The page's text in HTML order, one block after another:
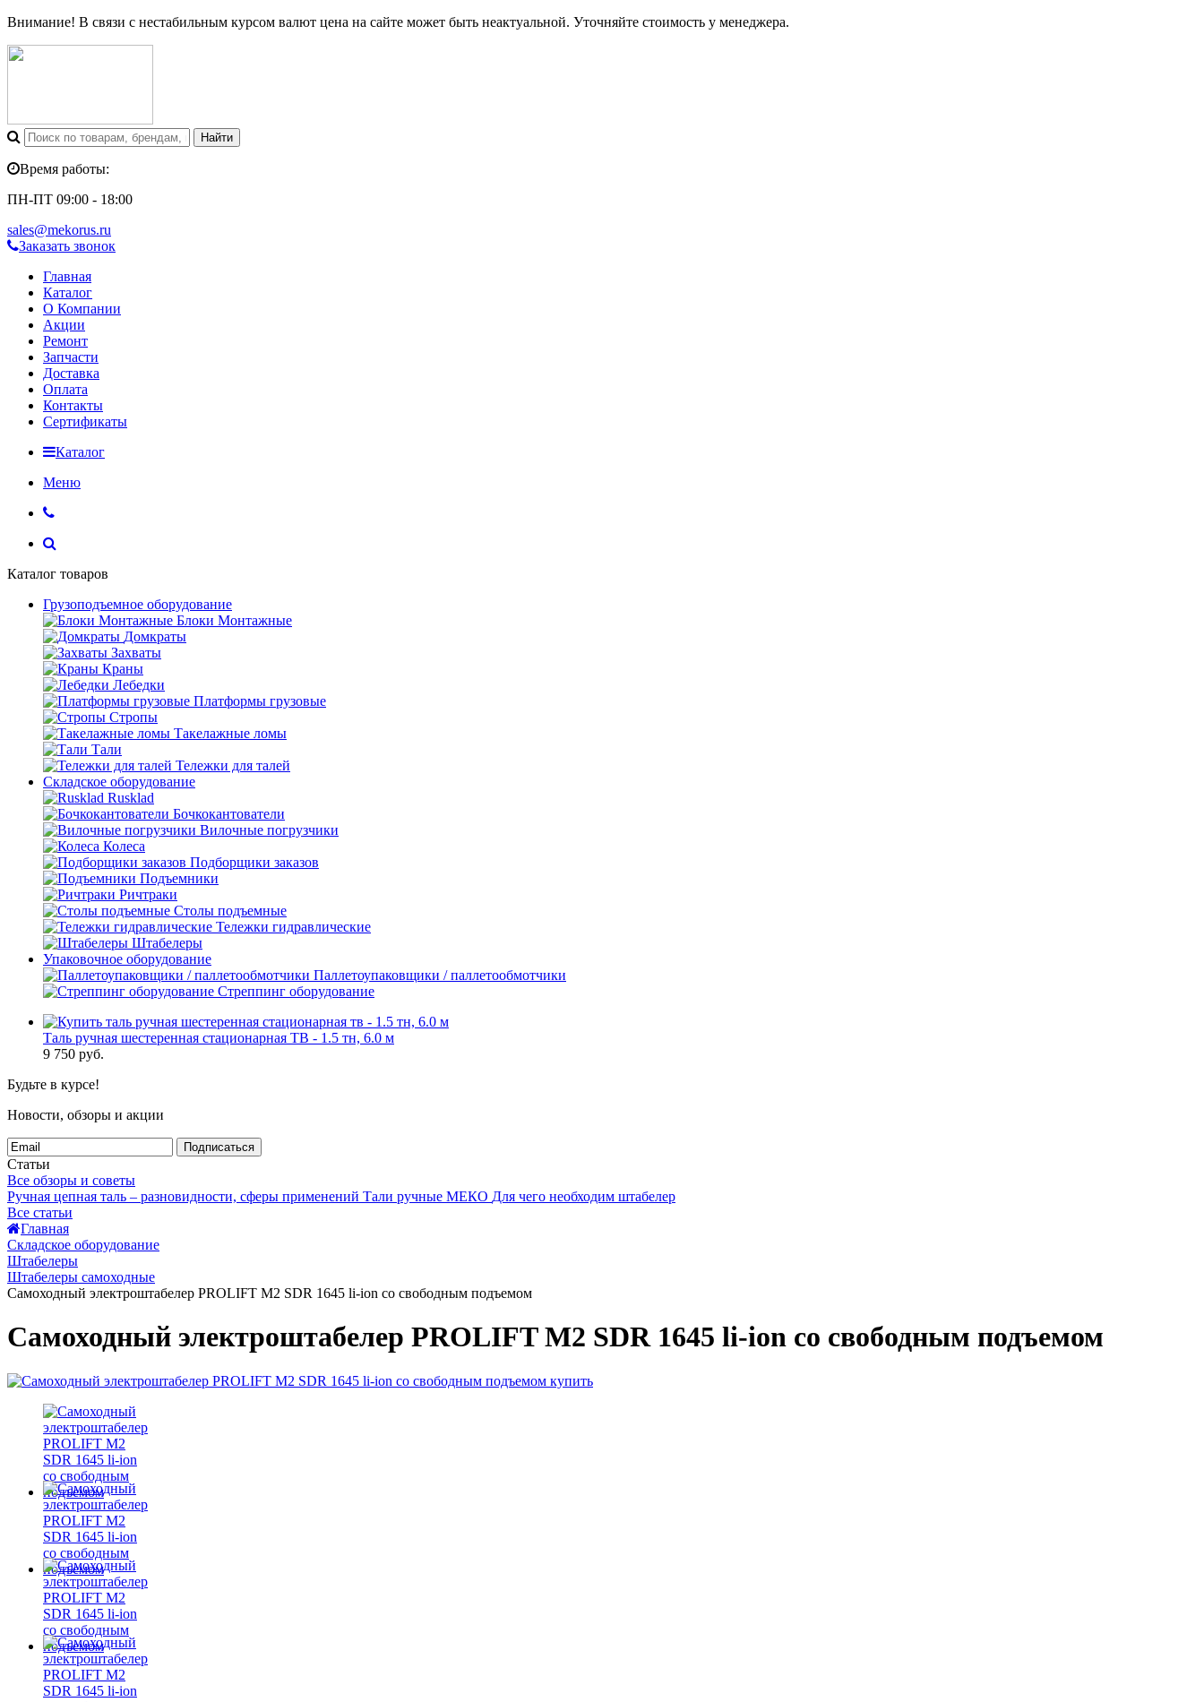
Внимание! В связи с нестабильным курсом валют цена на сайте может быть неактуальной. Уточняйте стоимость у менеджера.
Время работы:
ПН-ПТ 09:00 - 18:00
sales@mekorus.ru
Заказать звонок
Главная
Каталог
О Компании
Акции
Ремонт
Запчасти
Доставка
Оплата
Контакты
Сертификаты
Каталог
Меню
Каталог товаров
Грузоподъемное оборудование
Блоки Монтажные
Домкраты
Захваты
Краны
Лебедки
Платформы грузовые
Стропы
Такелажные ломы
Тали
Тележки для талей
Складское оборудование
Rusklad
Бочкокантователи
Вилочные погрузчики
Колеса
Подборщики заказов
Подъемники
Ричтраки
Столы подъемные
Тележки гидравлические
Штабелеры
Упаковочное оборудование
Паллетоупаковщики / паллетообмотчики
Стреппинг оборудование
Таль ручная шестеренная стационарная ТВ - 1.5 тн, 6.0 м
9 750 руб.
Будьте в курсе!
Новости, обзоры и акции
Подписаться
Статьи
Все обзоры и советы
Ручная цепная таль – разновидности, сферы применений Тали ручные МЕКО Для чего необходим штабелер
Все статьи
Главная
Складское оборудование
Штабелеры
Штабелеры самоходные
Самоходный электроштабелер PROLIFT M2 SDR 1645 li-ion со свободным подъемом
Самоходный электроштабелер PROLIFT M2 SDR 1645 li-ion со свободным подъемом